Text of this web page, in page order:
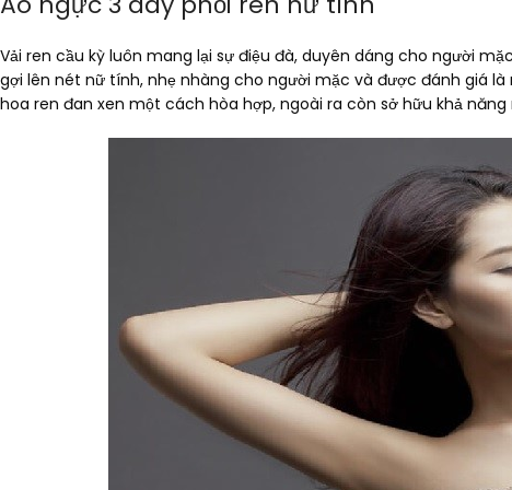
Vải ren cầu kỳ luôn mang lại sự điệu đà, duyên dáng cho người
gợi lên nét nữ tính, nhẹ nhàng cho người mặc và được đánh giá
hoa ren đan xen một cách hòa hợp, ngoài ra còn sở hữu khả năng